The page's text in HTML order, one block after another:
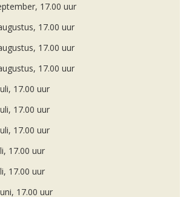
17.00 uur
17.00 uur
17.00 uur
17.00 uur
17.00 uur
17.00 uur
17.00 uur
17.00 uur
17.00 uur
17.00 uur